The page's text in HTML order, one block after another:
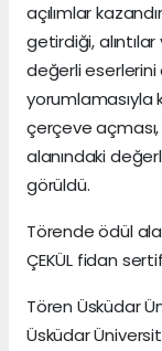
açılımlar
getirdiği,
değerli eserlerini
yorumlamasıyla
çerçeve
alanındaki
görüldü.
Törende ödül
ÇEKÜL fidan
Tören Üsküdar
Üsküdar